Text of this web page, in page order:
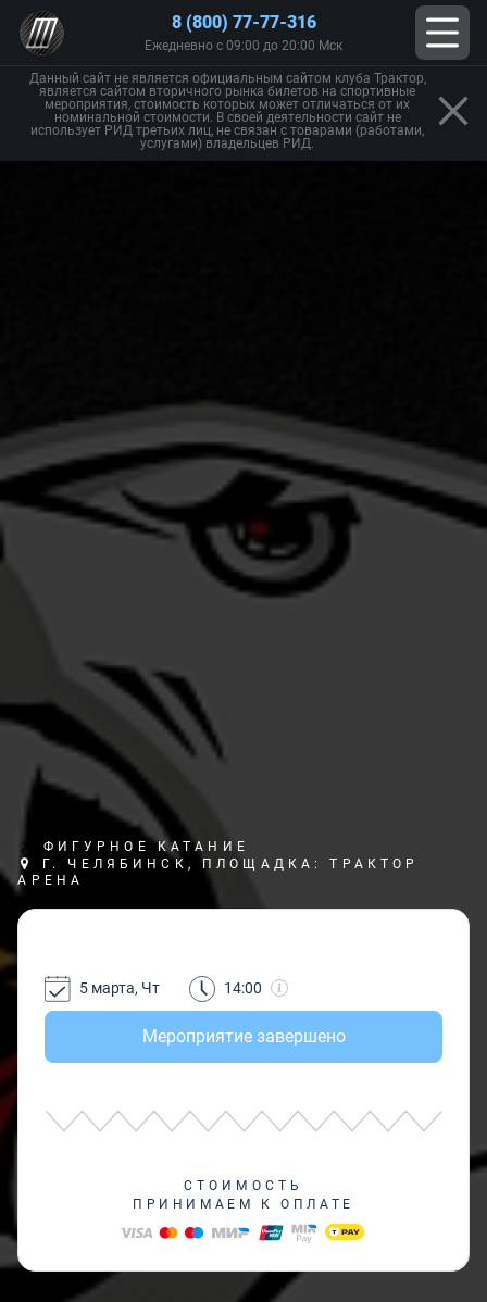
8 (800) 77-77-316
Ежедневно с 09:00 до 20:00 Мск
Данный сайт не является официальным сайтом клуба Трактор,
является сайтом вторичного рынка билетов на спортивные
мероприятия, стоимость которых может отличаться от их
номинальной стоимости. В своей деятельности сайт не
использует РИД третьих лиц, не связан с товарами (работами,
услугами) владельцев РИД.
ФИГУРНОЕ КАТАНИЕ
Г. ЧЕЛЯБИНСК, ПЛОЩАДКА: ТРАКТОР
АРЕНА
Мероприятие завершено
5 марта, Чт 14:00
СТОИМОСТЬ
ПРИНИМАЕМ К ОПЛАТЕ